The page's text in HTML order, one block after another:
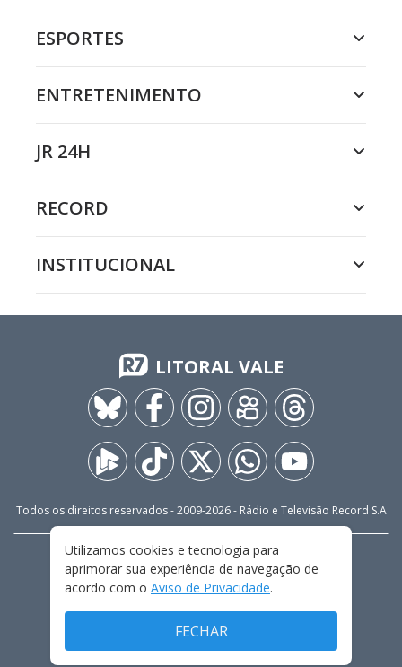
ESPORTES
ENTRETENIMENTO
JR 24H
RECORD
INSTITUCIONAL
LITORAL VALE
Todos os direitos reservados - 2009-2026- Rádio e Televisão Record S.A
FALE CONOSCO
PRIVACIDADE
TERMOS E CONDIÇÕES DE USO
Utilizamos cookies e tecnologia para
aprimorar sua experiência de navegação de
acordo com o Aviso de Privacidade.
FECHAR